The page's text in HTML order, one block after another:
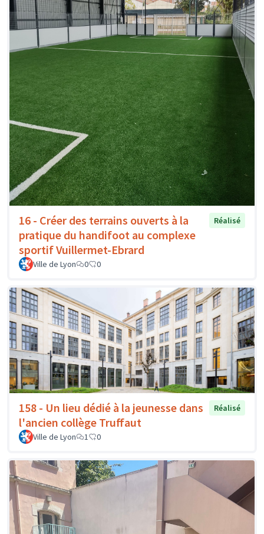
16 - Créer des terrains ouverts à la
pratique du handifoot au complexe
sportif Vuillermet-Ebrard
Réalisé
Ville de Lyon 0 0
158 - Un lieu dédié à la jeunesse dans
l'ancien collège Truffaut
Réalisé
Ville de Lyon 1 0